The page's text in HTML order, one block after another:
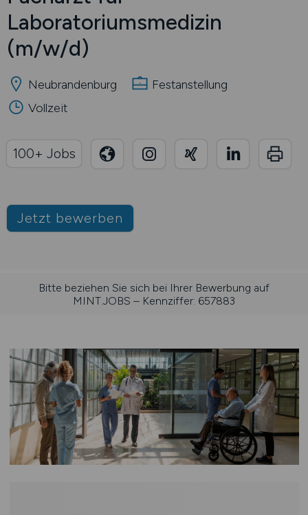
Laboratoriumsmedizin
(m/w/d)
Neubrandenburg
Festanstellung
Vollzeit
Jetzt bewerben
100+ Jobs
Bitte beziehen Sie sich bei Ihrer Bewerbung auf
MINT.JOBS – Kennziffer: 657883